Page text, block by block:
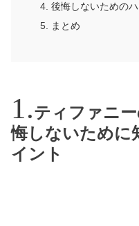
後悔しないための
まとめ
ティファニ
悔しないために
イント